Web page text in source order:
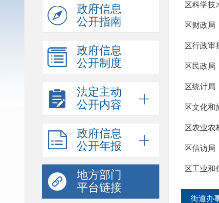
政府信息
公开指南
政府信息
公开制度
法定主动
公开内容
政府信息
公开年报
地方部门
平台链接
区科学技
区财政局
区行政审
区民政局
区统计局
区文化和
区农业农
区信访局
区工业和
街道办